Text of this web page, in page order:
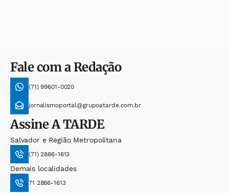
Fale com a Redação
(71) 99601-0020
jornalismoportal@grupoatarde.com.br
AssineA TARDE
Salvador e Região Metropolitana
(71) 2886-1613
Demais localidades
71 2886-1613